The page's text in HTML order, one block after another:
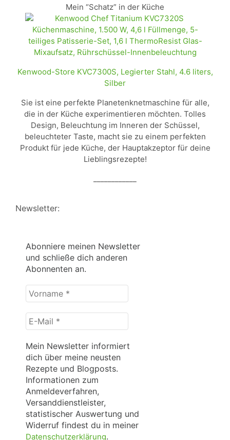
Mein “Schatz” in der Küche
Kenwood-Store KVC7300S, Legierter Stahl, 4.6 liters,
Silber
Sie ist eine perfekte Planetenknetmaschine für alle,
die in der Küche experimentieren möchten. Tolles
Design, Beleuchtung im Inneren der Schüssel,
beleuchteter Taste, macht sie zu einem perfekten
Produkt für jede Küche, der Hauptakzeptor für deine
Lieblingsrezepte!
Newsletter:
Abonniere meinen Newsletter
und schließe dich anderen
Abonnenten an.
Vorname
*
E-
Mail
*
Mein Newsletter informiert
dich über meine neusten
Rezepte und Blogposts.
Informationen zum
Anmeldeverfahren,
Versanddienstleister,
statistischer Auswertung und
Widerruf findest du in meiner
Datenschutzerklärung.